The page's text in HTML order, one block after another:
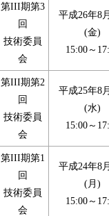
第III期第3
回
技術委員
会
平成26年8
(金)
15:00～
第III期第2
回
技術委員
会
平成25年8
(水)
15:00～
第III期第1
回
技術委員
会
平成24年8
(月)
15:00～